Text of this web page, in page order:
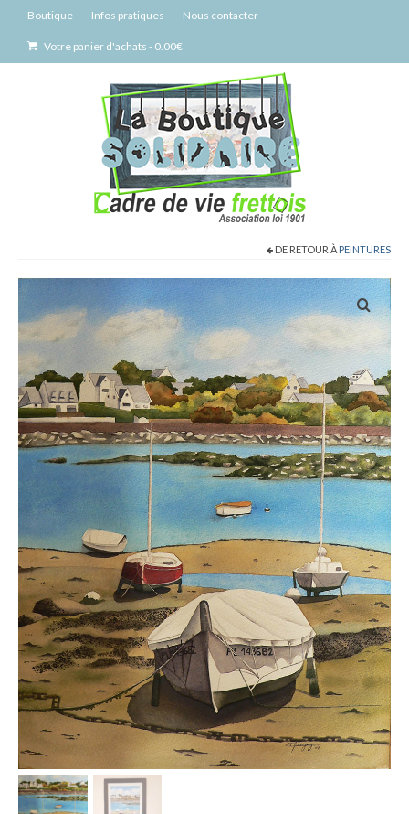
Boutique Infos pratiques Nous contacter
Votre panier d'achats - 0.00€
DE RETOUR À PEINTURES